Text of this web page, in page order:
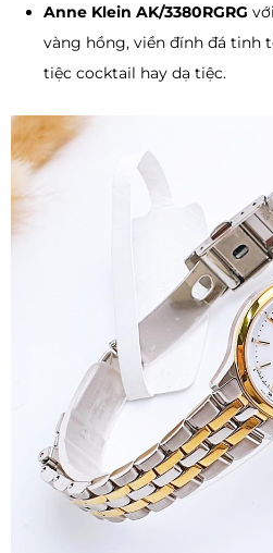
Anne Klein AK/3380RGRG
vàng hồng, viền đính đá tinh
tiệc cocktail hay dạ tiệc.